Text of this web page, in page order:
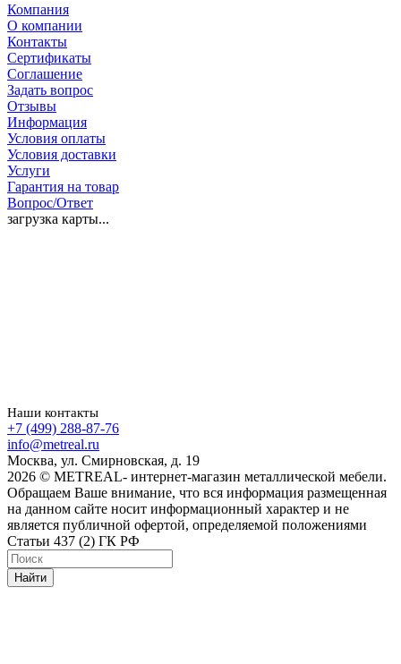
Компания
О компании
Контакты
Сертификаты
Соглашение
Задать вопрос
Отзывы
Информация
Условия оплаты
Условия доставки
Услуги
Гарантия на товар
Вопрос/Ответ
загрузка карты...
Наши контакты
+7 (499) 288-87-76
info@metreal.ru
Москва, ул. Смирновская, д. 19
2026 © METREAL- интернет-магазин металлической мебели.
Обращаем Ваше внимание, что вся информация размещенная
на данном сайте носит информационный характер и не
является публичной офертой, определяемой положениями
Статьи 437 (2) ГК РФ
Найти